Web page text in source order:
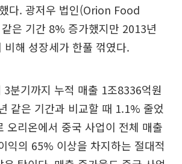
다. 광저우 법인(Orion Food
은 기간 8% 증가했지만 2013년
해 성장세가 한풀 꺾였다.
3분기까지 누적 매출 1조8336억원
같은 기간과 비교할 때 1.1% 줄었
오리온에서 중국 사업이 전체 매출
익의 65% 이상을 차지하는 절대적